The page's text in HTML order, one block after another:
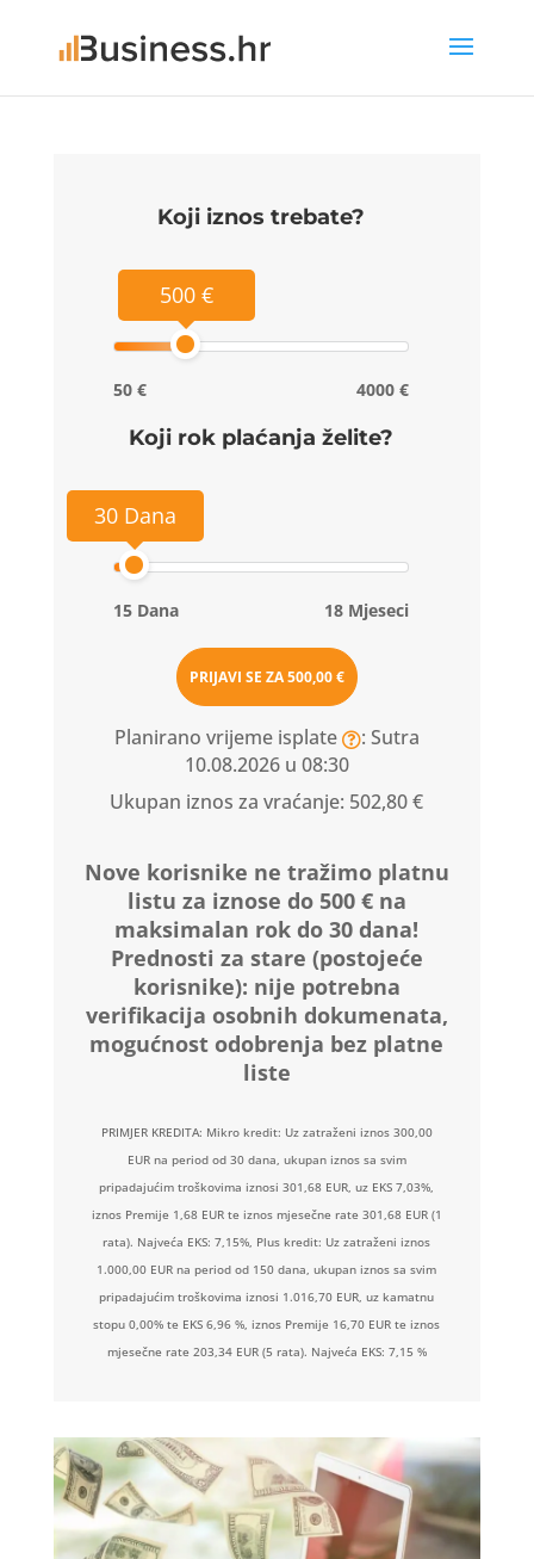
Koji iznos trebate?
500 €
50 € 4000 €
Koji rok plaćanja želite?
30 Dana
15 Dana 18 Mjeseci
PRIJAVI SE ZA500,00 €
Planirano vrijeme isplate
: Sutra
10.08.2026 u 08:30
Ukupan iznos za vraćanje: 502,80 €
Nove korisnike ne tražimo platnu
listu za iznose do 500 € na
maksimalan rok do 30 dana!
Prednosti za stare (postojeće
korisnike): nije potrebna
verifikacija osobnih dokumenata,
mogućnost odobrenja bez platne
liste
PRIMJER KREDITA: Mikro kredit: Uz zatraženi iznos 300,00
EUR na period od 30 dana, ukupan iznos sa svim
pripadajućim troškovima iznosi 301,68 EUR, uz EKS 7,03%,
iznos Premije 1,68 EUR te iznos mjesečne rate 301,68 EUR (1
rata). Najveća EKS: 7,15%, Plus kredit: Uz zatraženi iznos
1.000,00 EUR na period od 150 dana, ukupan iznos sa svim
pripadajućim troškovima iznosi 1.016,70 EUR, uz kamatnu
stopu 0,00% te EKS 6,96 %, iznos Premije 16,70 EUR te iznos
mjesečne rate 203,34 EUR (5 rata). Najveća EKS: 7,15 %